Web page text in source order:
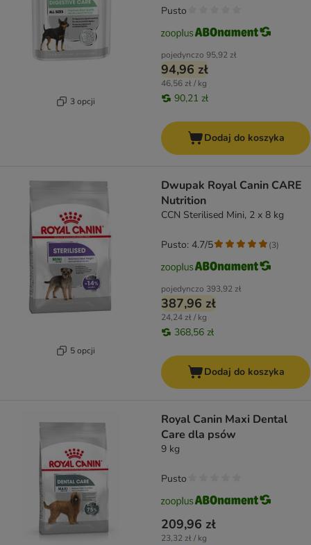
3 opcji
pojedynczo 95,92 zł
94,96 zł
46,56 zł / kg
90,21 zł
Pusto
Dodaj do koszyka
5 opcji
Dwupak Royal Canin CARE
Nutrition
CCN Sterilised Mini, 2 x 8 kg
pojedynczo 393,92 zł
387,96 zł
24,24 zł / kg
368,56 zł
Pusto: 4.7/5 (3)
Dodaj do koszyka
Royal Canin Maxi Dental
Care dla psów
9 kg
209,96 zł
23,32 zł / kg
Pusto